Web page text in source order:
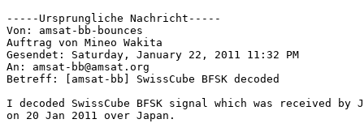
-----Ursprungliche Nachricht-----
Von: amsat-bb-bounces
Auftrag von Mineo Wakita
Gesendet: Saturday, January 22, 2011 11:32 PM
An: amsat-bb@amsat.org
Betreff: [amsat-bb] SwissCube BFSK decoded
I decoded SwissCube BFSK signal which was received by
on 20 Jan 2011 over Japan.